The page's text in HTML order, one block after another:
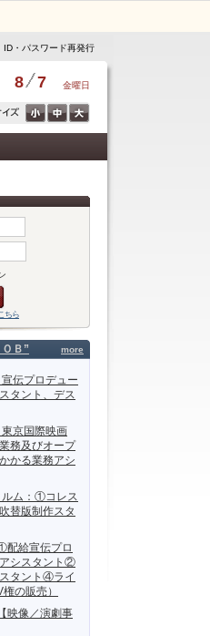
ID・パスワード再発行
8 7 金曜日
ちら
more
Ｂ”
伝プロデュー
タント、デス
京国際映画
務及びオープ
かる業務アシ
ルム：①コレス
替版制作スタ
配給宣伝プロ
シスタント②
タント④ライ
の販売）
映像／演劇事